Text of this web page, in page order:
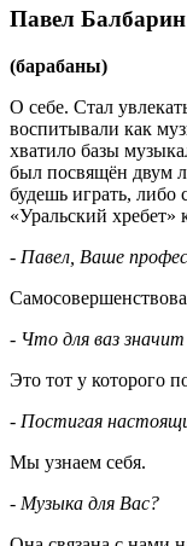
Павел Балбарин
(барабаны)
О себе. Стал
воспитывали как
хватило базы
был посвящён двум
будешь играть,
«Уральский
- Павел, Ваше
- Что для ваз
Это тот у которого
- Постигая
Мы узнаем себя.
- Музыка для Вас?